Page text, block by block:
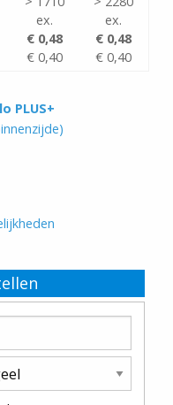
ex.
€ 0,48
€ 0,40
ex.
€ 0,48
€ 0,40
PLUS+